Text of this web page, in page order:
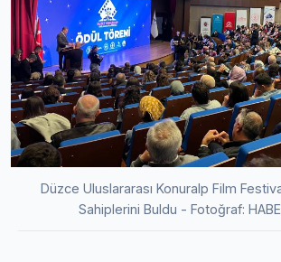
Düzce Uluslararası Konuralp Film
Sahiplerini Buldu - Fotoğraf: